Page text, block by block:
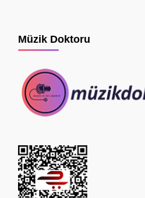
Müzik Doktoru